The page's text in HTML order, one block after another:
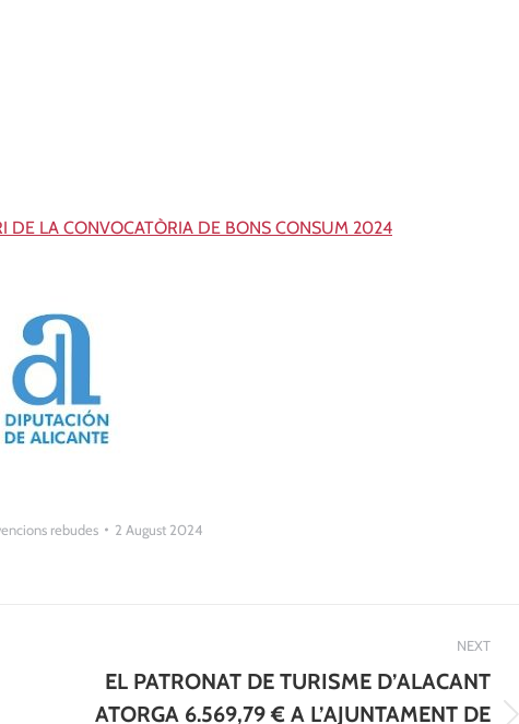
DE LA CONVOCATÒRIA DE BONS CONSUM 2024
rebudes 2 August 2024
NEXT
EL PATRONAT DE TURISME D’ALACANT
ATORGA 6.569,79 € A L’AJUNTAMENT DE